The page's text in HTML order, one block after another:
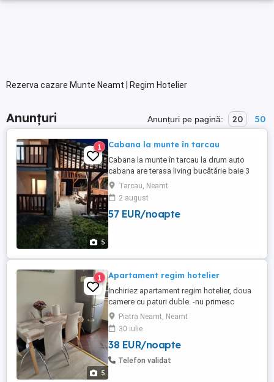
Rezerva cazare Munte Neamt | Regim Hotelier
Anunțuri Anunțuri pe pagină: 20 50
5
1 Cabana la munte în tarcau
Cabana la munte în tarcau la drum auto
cabana are terasa living bucătărie baie 3
dormitoare tel. o735887o93
Tarcau, Neamt
2 august
57 EUR/noapte
5
1 Apartament regim hotelier
Inchiriez apartament regim hotelier, doua
camere cu paturi duble. -nu primesc
escorte
Piatra Neamt, Neamt
30 iulie
38 EUR/noapte
Telefon validat